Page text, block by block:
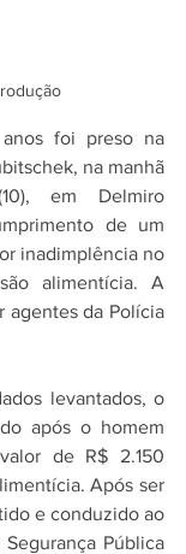
foi preso na
na manhã
em Delmiro
de um
inadimplência no
alimentícia. A
agentes da Polícia
levantados, o
após o homem
de R$ 2.150
Após ser
e conduzido ao
Pública